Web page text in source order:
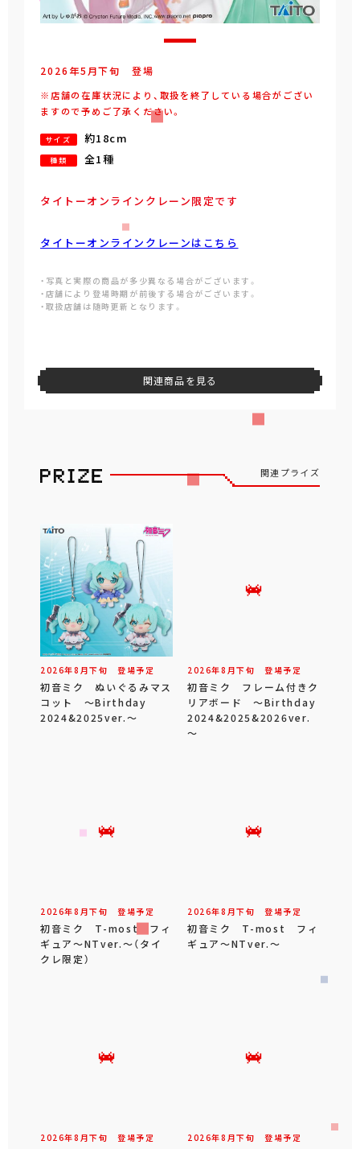
2026年5 月下旬 登場
※店舗の在庫状況により、取扱を終了している場合がござい
ますので予めご了承ください。
サイズ 約18cm
種類 全1種
タイトーオンラインクレーン限定です
タイトーオンラインクレーンはこちら
・写真と実際の商品が多少異なる場合がございます。
・店舗により登場時期が前後する場合がございます。
・取扱店舗は随時更新となります。
関連商品を見る
関連プライズ
2026年8 月下旬 登場予定
初音ミク ぬいぐるみマス
コット ～Birthday
2024&2025ver.～
2026年8 月下旬 登場予定
初音ミク フレーム付きク
リアボード ～Birthday
2024&2025&2026ver.
～
2026年8 月下旬 登場予定
初音ミク T-most フィ
ギュア～NTver.～（タイ
クレ限定）
2026年8 月下旬 登場予定
初音ミク T-most フィ
ギュア～NTver.～
2026年8 月下旬 登場予定 2026年8 月下旬 登場予定